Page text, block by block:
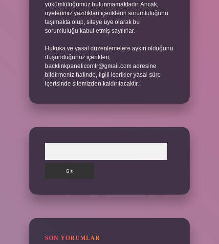
yükümlülüğümüz bulunmamaktadır. Ancak,
üyelerimiz yazdıkları içeriklerin sorumluluğunu
taşımakta olup, siteye üye olarak bu
sorumluluğu kabul etmiş sayılırlar.
Hukuka ve yasal düzenlemelere aykırı olduğunu
düşündüğünüz içerikleri,
backlinkpanelicomtr@gmail.com adresine
bildirmeniz halinde, ilgili içerikler yasal süre
içerisinde sitemizden kaldırılacaktır.
SON YORUMLAR